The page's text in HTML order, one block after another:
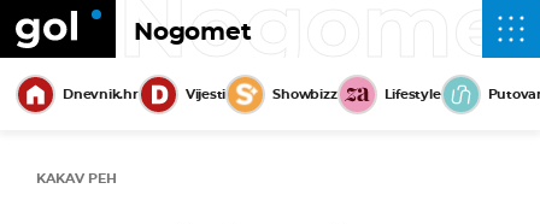
Nogomet
Dnevnik.hr Vijesti Showbizz Lifestyle
KAKAV PEH